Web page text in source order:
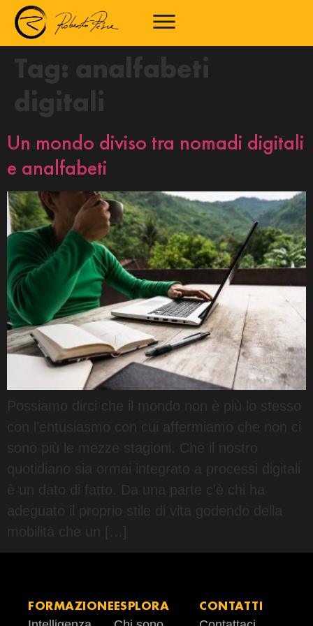
Tag: analfabeti
digitali
Un mondo diviso tra nomadi digitali
e analfabeti
Possiamo dirci che il mondo non è più lo stesso
con l’entusiasmo con cui affermiamo che non ci
sono più le mezze stagioni. Che il nostro
quotidiano sia ormai integrato a processi digitali
adeguato il proprio stile di vita godendo della
FORMAZIONEESPLORA CONTATTI